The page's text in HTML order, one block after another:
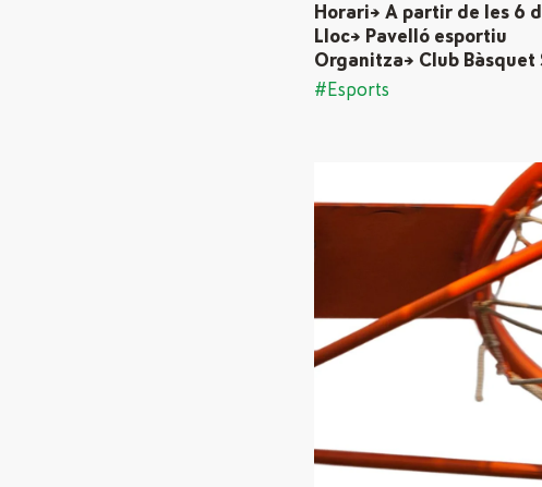
Horari→ A partir de les 6
Lloc→ Pavelló esportiu
Organitza→ Club Bàsquet
#Esports